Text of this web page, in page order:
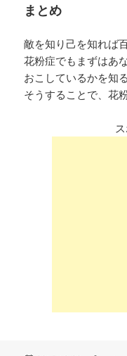
まとめ
敵を知り己を知れば
花粉症でもまずはあ
おこしているかを知
そうすることで、花